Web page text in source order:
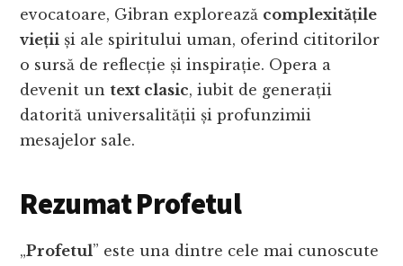
evocatoare, Gibran explorează complexitățile
vieții și ale spiritului uman, oferind cititorilor
o sursă de reflecție și inspirație. Opera a
devenit untext clasic, iubit de generații
datorită universalității și profunzimii
mesajelor sale.
Rezumat Profetul
„Profetul” este una dintre cele mai cunoscute